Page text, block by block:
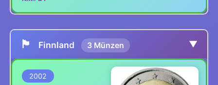
🏴 Finnland 3 Münzen ▼
2002